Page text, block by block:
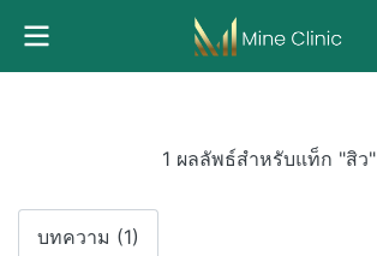
1 ผลลัพธ์สำหรับแท็ก "สิว"
บทความ (1)